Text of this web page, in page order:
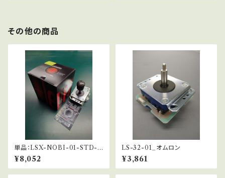
その他の商品
単品：LSX-NOBI-01-STD-S
S ※SSベース仕様
¥8,052
LS-32-01_オムロン
¥3,861